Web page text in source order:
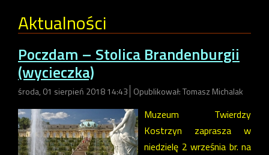
Aktualności
Poczdam – Stolica Brandenburgii
(wycieczka)
środa, 01 sierpień 2018 14:43 Opublikował: Tomasz Michalak
Muzeum Twierdzy
Kostrzyn zaprasza w
niedzielę 2 września br. na